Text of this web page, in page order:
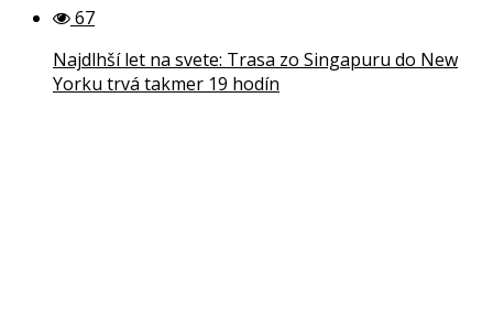
67
Najdlhší let na svete: Trasa zo Singapuru do New
Yorku trvá takmer 19 hodín